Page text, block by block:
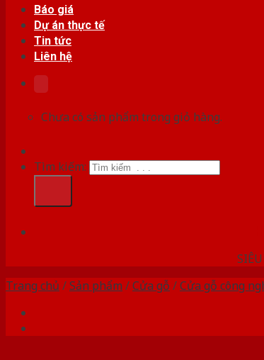
Báo giá
Dự án thực tế
Tin tức
Liên hệ
Chưa có sản phẩm trong giỏ hàng.
Tìm kiếm:
Trang chủ /Sản phẩm /Cửa gỗ /Cửa gỗ công